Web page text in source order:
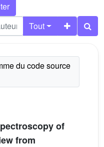
Tout
of
from